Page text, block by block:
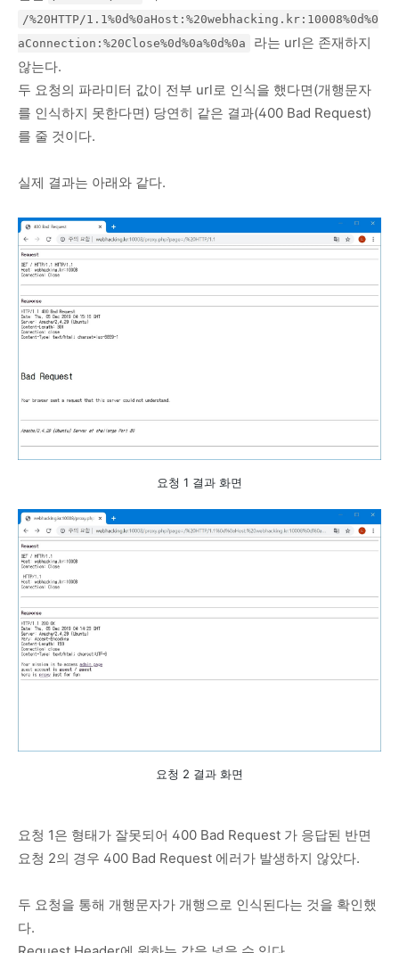
/%20HTTP/1.1%0d%0aHost:%20webhacking.kr:10008%0d%0
aConnection:%20Close%0d%0a%0d%0a
라는 url은 존재하지
않는다.
두 요청의 파라미터 값이 전부 url로 인식을 했다면(개행문자
를 인식하지 못한다면) 당연히 같은 결과(400 Bad Request)
를 줄 것이다.
실제 결과는 아래와 같다.
요청 1 결과 화면
요청 2 결과 화면
요청 1은 형태가 잘못되어 400 Bad Request 가 응답된 반면
요청 2의 경우 400 Bad Request 에러가 발생하지 않았다.
두 요청을 통해 개행문자가 개행으로 인식된다는 것을 확인했
다.